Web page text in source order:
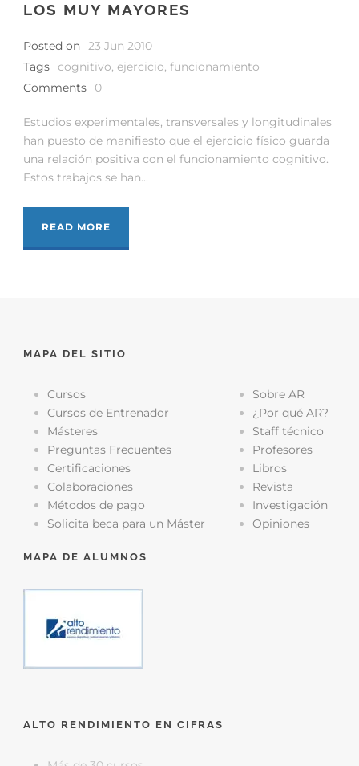
LOS MUY MAYORES
Posted on 23 Jun 2010
Tags cognitivo, ejercicio, funcionamiento
Comments
0
Estudios experimentales, transversales y longitudinales
han puesto de manifiesto que el ejercicio físico guarda
una relación positiva con el funcionamiento cognitivo.
Estos trabajos se han...
READ MORE
MAPA DEL SITIO
Cursos
Cursos de Entrenador
Másteres
Preguntas Frecuentes
Certificaciones
Colaboraciones
Métodos de pago
Solicita beca para un Máster
Sobre AR
¿Por qué AR?
Staff técnico
Profesores
Libros
Revista
Investigación
Opiniones
MAPA DE ALUMNOS
ALTO RENDIMIENTO EN CIFRAS